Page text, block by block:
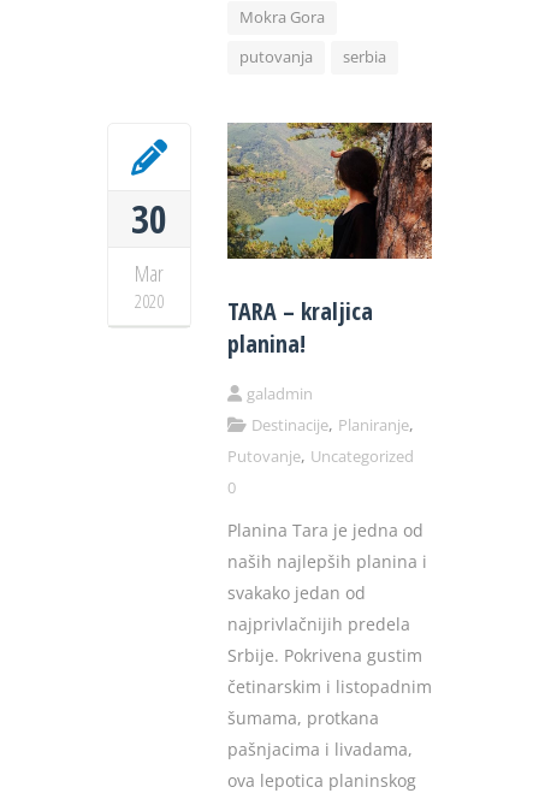
Mokra Gora
putovanja
serbia
30
Mar
2020
TARA – kraljica
planina!
galadmin
Destinacije, Planiranje,
Putovanje, Uncategorized
0
Planina Tara je jedna od
naših najlepših planina i
svakako jedan od
najprivlačnijih predela
Srbije. Pokrivena gustim
četinarskim i listopadnim
šumama, protkana
pašnjacima i livadama,
ova lepotica planinskog